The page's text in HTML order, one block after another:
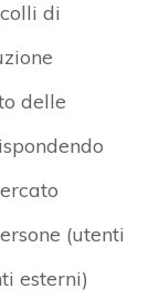
di
delle
(utenti
esterni)